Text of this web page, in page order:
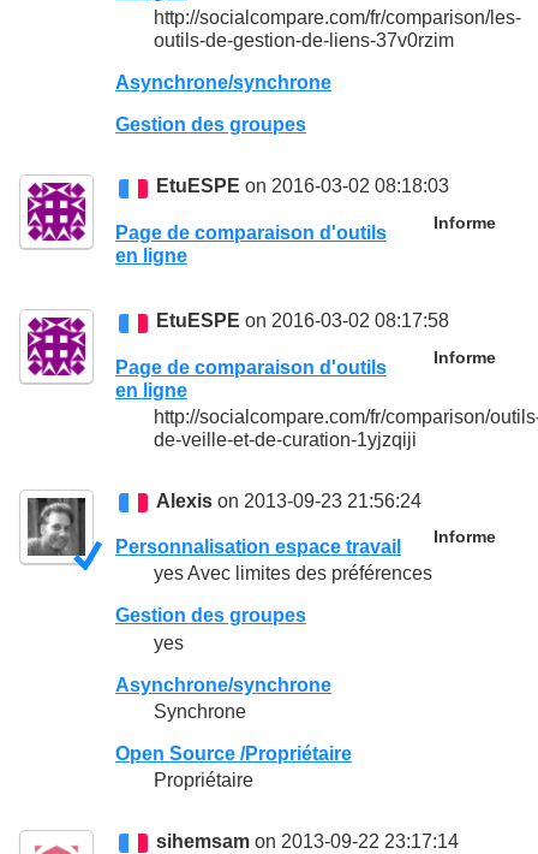
http://socialcompare.com/fr/comparison/les-
outils-de-gestion-de-liens-37v0rzim
Asynchrone/synchrone
Gestion des groupes
EtuESPE on 2016-03-02 08:18:03
Informe
Page de comparaison d'outils
en ligne
EtuESPE on 2016-03-02 08:17:58
Informe
Page de comparaison d'outils
en ligne
http://socialcompare.com/fr/comparison/
de-veille-et-de-curation-1yjzqiji
Alexis on 2013-09-23 21:56:24
Informe
Personnalisation espace travail
yes Avec limites des préférences
Gestion des groupes
yes
Asynchrone/synchrone
Synchrone
Open Source /Propriétaire
Propriétaire
sihemsam on 2013-09-22 23:17:14